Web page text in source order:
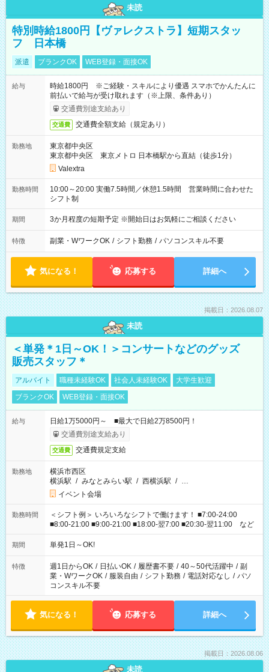
未読
特別時給1800円【ヴァレクストラ】短期スタッ
フ 日本橋
派遣 ブランクOK WEB登録・面接OK
給与
時給1800円 ※ご経験・スキルにより優遇 スマホでかんたんに
前払いで給与が受け取れます（※上限、条件あり）
交通費別途支給あり
交通費 交通費全額支給（規定あり）
勤務地
東京都中央区
東京都中央区 東京メトロ 日本橋駅から直結（徒歩1分）
Valextra
勤務時間
10:00～20:00 実働7.5時間／休憩1.5時間 営業時間に合わせた
シフト制
期間 3か月程度の短期予定 ※開始日はお気軽にご相談ください
特徴 副業・WワークOK / シフト勤務 / パソコンスキル不要
気になる！ 応募する 詳細へ
掲載日：2026.08.07
未読
＜単発＊1日～OK！＞コンサートなどのグッズ
販売スタッフ＊
アルバイト 職種未経験OK 社会人未経験OK
大学生歓迎
ブランクOK
WEB登録・面接OK
給与
日給1万5000円～ ■最大で日給2万8500円！
交通費別途支給あり
交通費 交通費規定支給
勤務地
横浜市西区
横浜駅 / みなとみらい駅 / 西横浜駅 / …
イベント会場
勤務時間
＜シフト例＞ いろいろなシフトで働けます！ ■7:00-24:00
■8:00-21:00 ■9:00-21:00 ■18:00-翌7:00 ■20:30-翌11:00 など
期間 単発1日～OK!
特徴 週1日からOK / 日払いOK / 履歴書不要 / 40～50代活躍中 / 副
業・WワークOK / 服装自由 / シフト勤務 / 電話対応なし / パソ
コンスキル不要
気になる！ 応募する 詳細へ
掲載日：2026.08.06
未読